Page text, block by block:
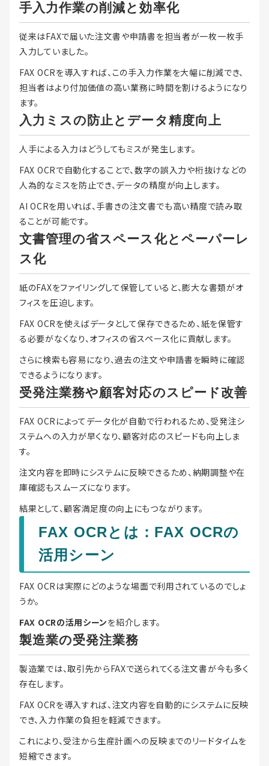
手入力作業の削減と効率化
従来はFAXで届いた注文書や申請書を担当者が一枚一枚手
入力していました。
FAX OCRを導入すれば、この手入力作業を大幅に削減でき、
担当者はより付加価値の高い業務に時間を割けるようになり
ます。
入力ミスの防止とデータ精度向上
人手による入力はどうしてもミスが発生します。
FAX OCRで自動化することで、数字の誤入力や桁抜けなどの
人為的なミスを防止でき、データの精度が向上します。
AI OCRを用いれば、手書きの注文書でも高い精度で読み取
ることが可能です。
文書管理の省スペース化とペーパーレ
ス化
紙のFAXをファイリングして保管していると、膨大な書類がオ
フィスを圧迫します。
FAX OCRを使えばデータとして保存できるため、紙を保管す
る必要がなくなり、オフィスの省スペース化に貢献します。
さらに検索も容易になり、過去の注文や申請書を瞬時に確認
できるようになります。
受発注業務や顧客対応のスピード改善
FAX OCRによってデータ化が自動で行われるため、受発注シ
ステムへの入力が早くなり、顧客対応のスピードも向上しま
す。
注文内容を即時にシステムに反映できるため、納期調整や在
庫確認もスムーズになります。
結果として、顧客満足度の向上にもつながります。
FAX OCRとは：FAX OCRの
活用シーン
FAX OCRは実際にどのような場面で利用されているのでしょ
うか。
FAX OCRの活用シーンを紹介します。
製造業の受発注業務
製造業では、取引先からFAXで送られてくる注文書が今も多く
存在します。
FAX OCRを導入すれば、注文内容を自動的にシステムに反映
でき、入力作業の負担を軽減できます。
これにより、受注から生産計画への反映までのリードタイムを
短縮できます。